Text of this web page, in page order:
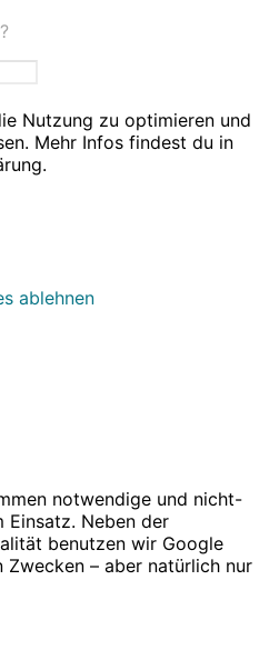
Nutzung zu optimieren und
Mehr Infos findest du in
ablehnen
notwendige und nicht-
Einsatz. Neben der
benutzen wir Google
– aber natürlich nur